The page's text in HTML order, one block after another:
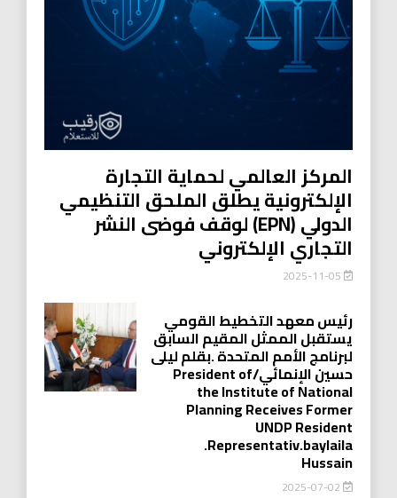
المركز العالمي لحماية التجارة
الإلكترونية يطلق الملحق التنظيمي
الدولي (EPN) لوقف فوضى النشر
التجاري الإلكتروني
رئيس معهد التخطيط القومي
يستقبل الممثل المقيم السابق
لبرنامج الأمم المتحدة .بقلم ليلى
حسين الإنمائي/President of
the Institute of National
Planning Receives Former
UNDP Resident
.Representativ.baylaila
Hussain
2025-07-02